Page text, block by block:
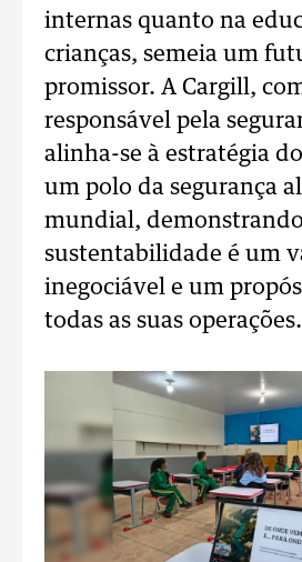
internas quanto na
crianças, semeia um
promissor. A Cargill,
responsável pela
alinha-se à estratégia
um polo da segurança
mundial,
sustentabilidade é um
inegociável e um
todas as suas operações.